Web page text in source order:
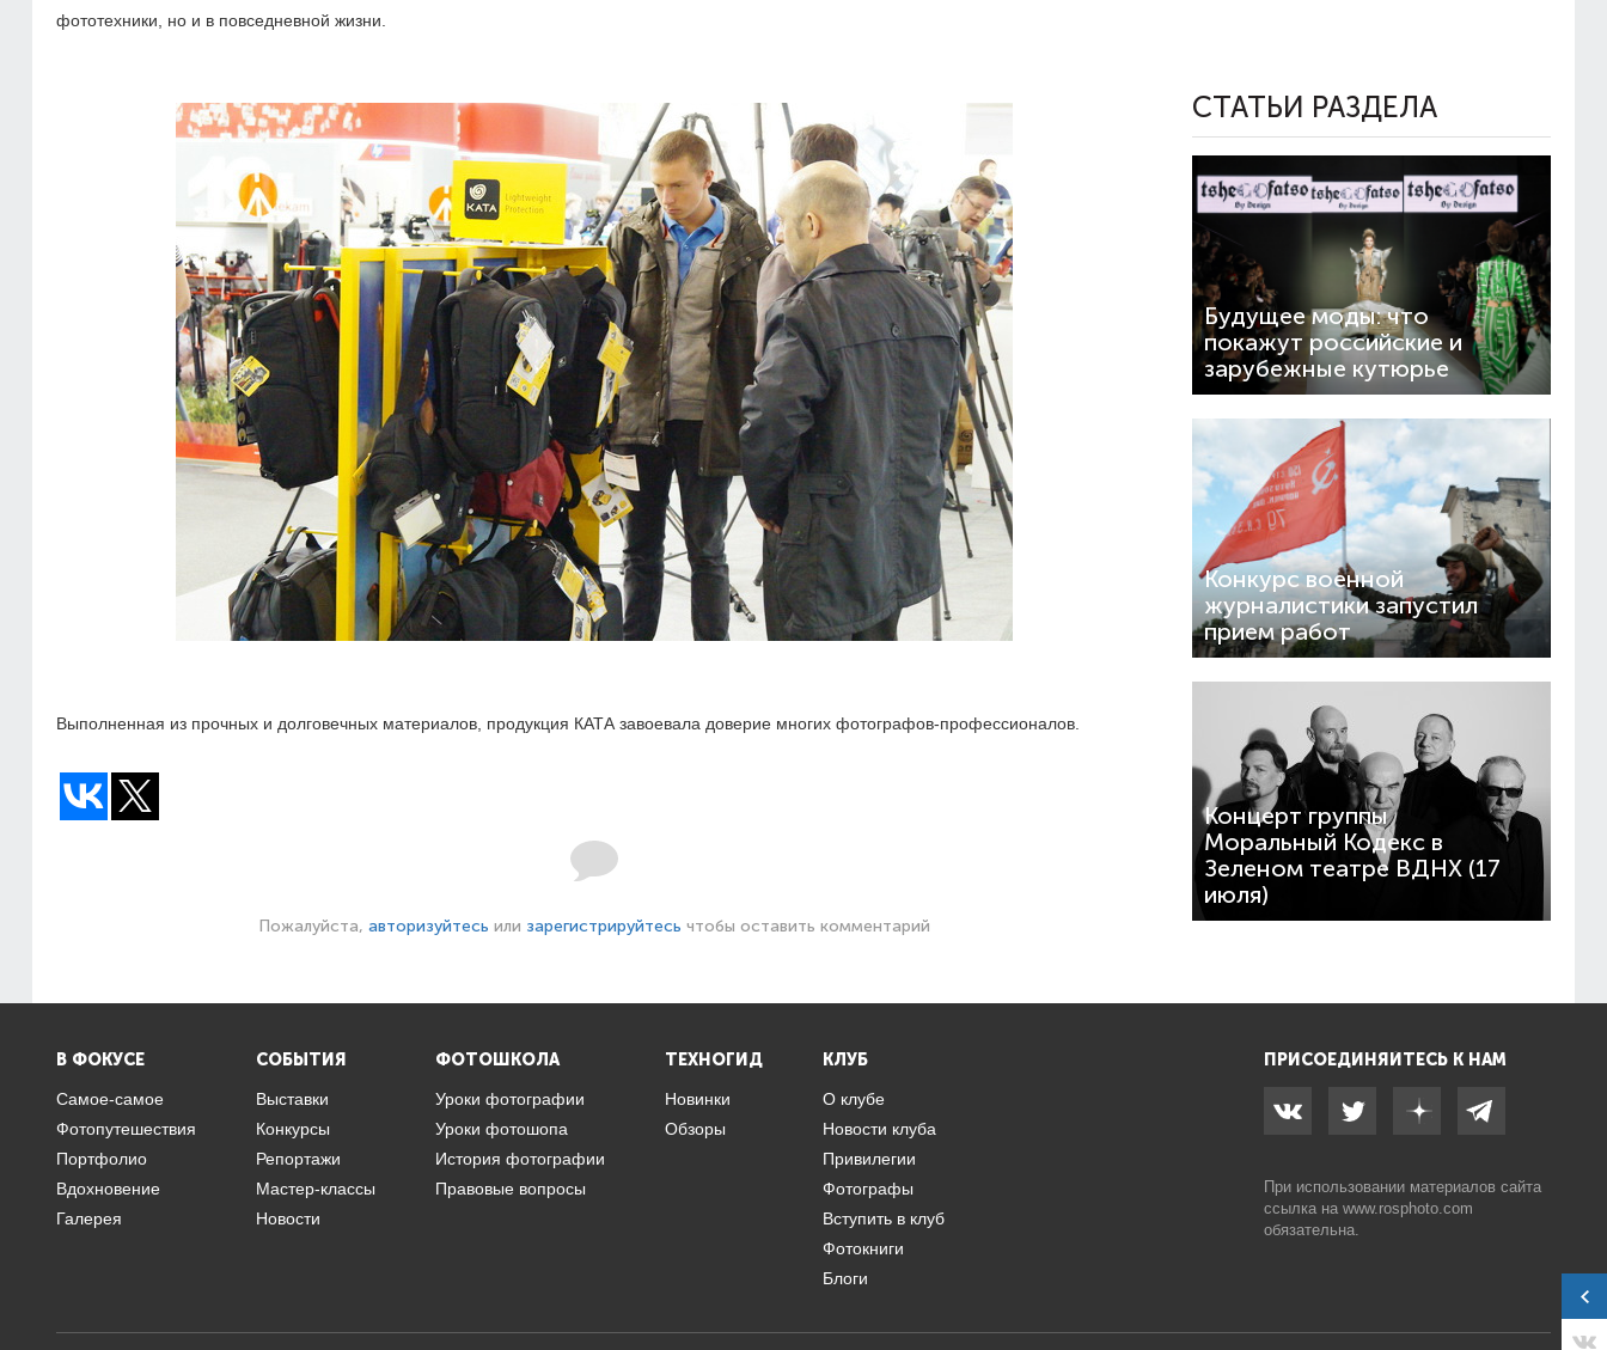
фототехники, но и в повседневной жизни.
Выполненная из прочных и долговечных материалов, продукция КАТА завоевала доверие многих фотографов-профессионалов.
Пожалуйста, авторизуйтесь или зарегистрируйтесь чтобы оставить комментарий
СТАТЬИ РАЗДЕЛА
Будущее моды: что
покажут российские и
зарубежные кутюрье
Конкурс военной
журналистики запустил
прием работ
Концерт группы
Моральный Кодекс в
Зеленом театре ВДНХ (17
июля)
В ФОКУСЕ
Самое-самое
Фотопутешествия
Портфолио
Вдохновение
Галерея
СОБЫТИЯ
Выставки
Конкурсы
Репортажи
Мастер-классы
Новости
ФОТОШКОЛА
Уроки фотографии
Уроки фотошопа
История фотографии
Правовые вопросы
ТЕХНОГИД
Новинки
Обзоры
КЛУБ
О клубе
Новости клуба
Привилегии
Фотографы
Вступить в клуб
Фотокниги
Блоги
ПРИСОЕДИНЯЙТЕСЬ К НАМ
При использовании материалов сайта
ссылка на www.rosphoto.com
обязательна.